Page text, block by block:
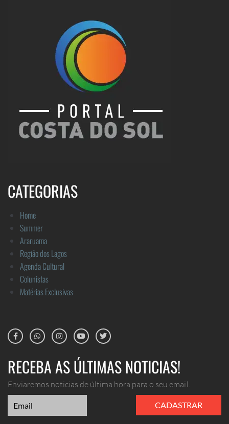
CATEGORIAS
Home
Summer
Araruama
Região dos Lagos
Agenda Cultural
Colunistas
Matérias Exclusivas
RECEBA AS ÚLTIMAS NOTICIAS!
Enviaremos noticias de última hora para o seu email.
CADASTRAR